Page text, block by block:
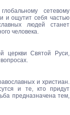
сетевому
и ощутит себя частью
людей станет
человека.
церкви Святой Руси,
и христиан.
и те, кто придут
предназначена тем,